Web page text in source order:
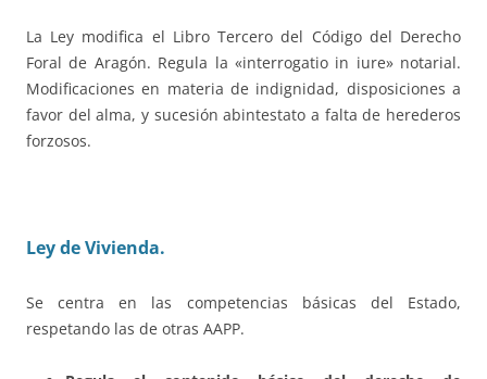
La Ley modifica el Libro Tercero del Código del Derecho
Foral de Aragón. Regula la «interrogatio in iure» notarial.
Modificaciones en materia de indignidad, disposiciones a
favor del alma, y sucesión abintestato a falta de herederos
forzosos.
Ley de Vivienda.
Se centra en las competencias básicas del Estado,
respetando las de otras AAPP.